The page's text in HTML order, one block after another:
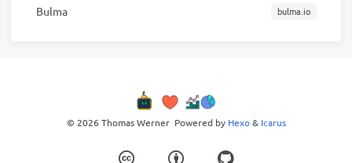
Bulma bulma.io
© 2026 Thomas WernerPowered by Hexo& Icarus